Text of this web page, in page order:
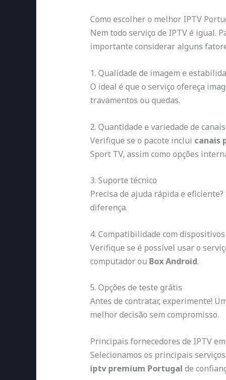
Como escolher o melhor IPTV
Nem todo serviço de IPTV é igual.
importante considerar alguns
1. Qualidade de imagem e
O ideal é que o serviço ofereça
travamentos ou quedas.
2. Quantidade e variedade de canais
Verifique se o pacote inclui canais
Sport TV, assim como opções
3. Suporte técnico
Precisa de ajuda rápida e
diferença.
4. Compatibilidade com dispositivos
Verifique se é possível usar o
computador ou Box Android.
5. Opções de teste grátis
Antes de contratar, experimente!
melhor decisão sem compromisso.
Principais fornecedores de IPTV
Selecionamos os principais
iptv premium Portugal de